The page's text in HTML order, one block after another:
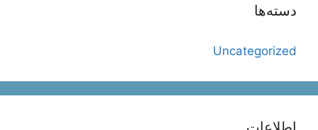
دسته‌ها
Uncategorized